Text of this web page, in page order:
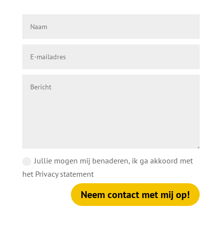
Jullie mogen mij benaderen, ik ga akkoord met
het Privacy statement
Neem contact met mij op!